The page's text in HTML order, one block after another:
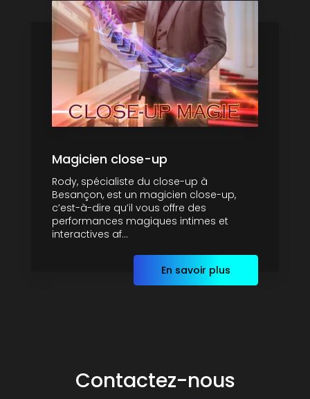
Magicien close-up
Rody, spécialiste du close-up à
Besançon, est un magicien close-up,
c’est-à-dire qu’il vous offre des
performances magiques intimes et
interactives af...
En savoir plus
Contactez-nous